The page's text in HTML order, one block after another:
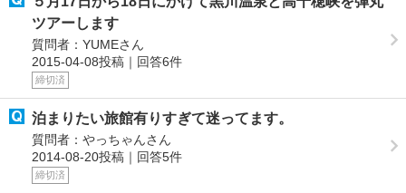
ツアーします
質問者：YUMEさん
2015-04-08投稿｜回答6件
締切済
泊まりたい旅館有りすぎて迷ってます。
質問者：やっちゃんさん
2014-08-20投稿｜回答5件
締切済